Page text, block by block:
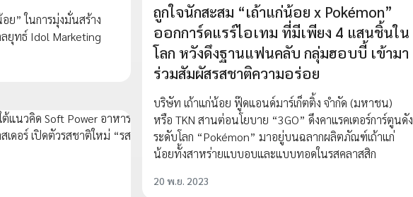
ย” ในการมุ่งมั่นสร้าง
ยุทธ์ Idol Marketing
ถูกใจนักสะสม “เถ้าแก่น้อย x Pokémon”
ออกการ์ดแรร์ไอเทม ที่มีเพียง 4 แสนชิ้นใน
โลก หวังดึงฐานแฟนคลับ กลุ่มฮอบบี้ เข้ามา
ร่วมสัมผัสรสชาติความอร่อย
บริษัท เถ้าแก่น้อย ฟู๊ดแอนด์มาร์เก็ตติ้ง จำกัด (มหาชน)
หรือ TKN สานต่อนโยบาย “3GO” ดึงคาแรคเตอร์การ์ตูนดัง
ระดับโลก “Pokémon” มาอยู่บนฉลากผลิตภัณฑ์เถ้าแก่
น้อยทั้งสาหร่ายแบบอบและแบบทอดในรสคลาสสิก
20 พ.ย. 2023